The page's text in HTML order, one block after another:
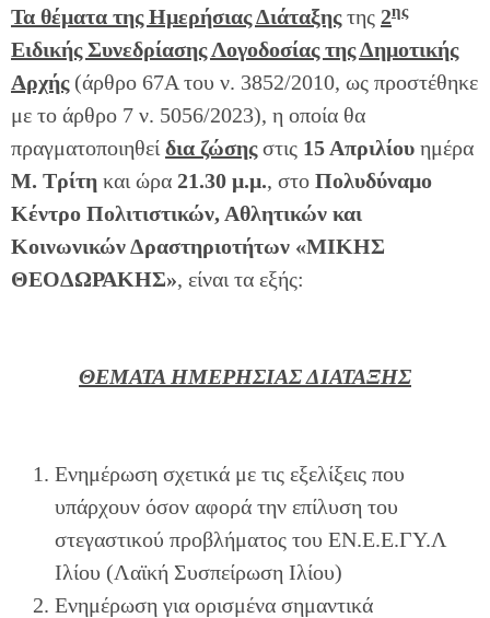
Τα θέματα της Ημερήσιας Διάταξηςτης 2ης
Ειδικής Συνεδρίασης Λογοδοσίας της Δημοτικής
Αρχής(άρθρο 67Α του ν. 3852/2010, ως προστέθηκε
με το άρθρο 7 ν. 5056/2023), η οποία θα
πραγματοποιηθεί δια ζώσης στις 15 Απριλίου ημέρα
Μ. Τρίτη και ώρα 21.30 μ.μ., στο Πολυδύναμο
Κέντρο Πολιτιστικών, Αθλητικών και
Κοινωνικών Δραστηριοτήτων «ΜΙΚΗΣ
ΘΕOΔΩΡΑΚΗΣ», είναι τα εξής:
ΘΕΜΑΤΑ ΗΜΕΡΗΣΙΑΣ ΔΙΑΤΑΞΗΣ
Ενημέρωση σχετικά με τις εξελίξεις που
υπάρχουν όσον αφορά την επίλυση του
στεγαστικού προβλήματος του ΕΝ.Ε.Ε.ΓΥ.Λ
Ιλίου (Λαϊκή Συσπείρωση Ιλίου)
Ενημέρωση για ορισμένα σημαντικά